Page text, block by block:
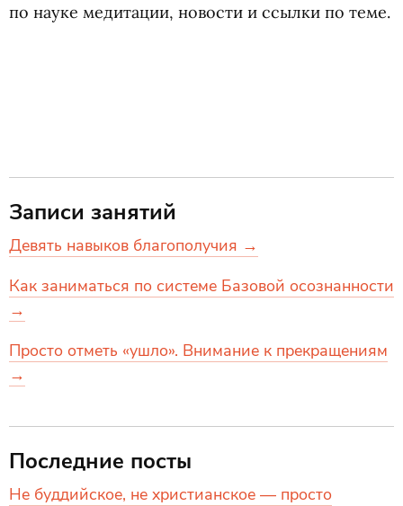
по науке медитации, новости и ссылки по теме.
Записи занятий
Девять навыков благополучия →
Как заниматься по системе Базовой осознанности
→
Просто отметь «ушло». Внимание к прекращениям
→
Последние посты
Не буддийское, не христианское — просто